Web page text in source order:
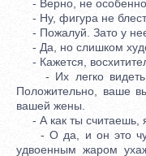
- Верно, не особенно
- Ну, фигура не
- Пожалуй. Зато у нее
- Да, но слишком
- Кажется,
- Их легко видеть.
Положительно, ваше
вашей жены.
- А как ты считаешь,
- О да, и он это
удвоенным жаром